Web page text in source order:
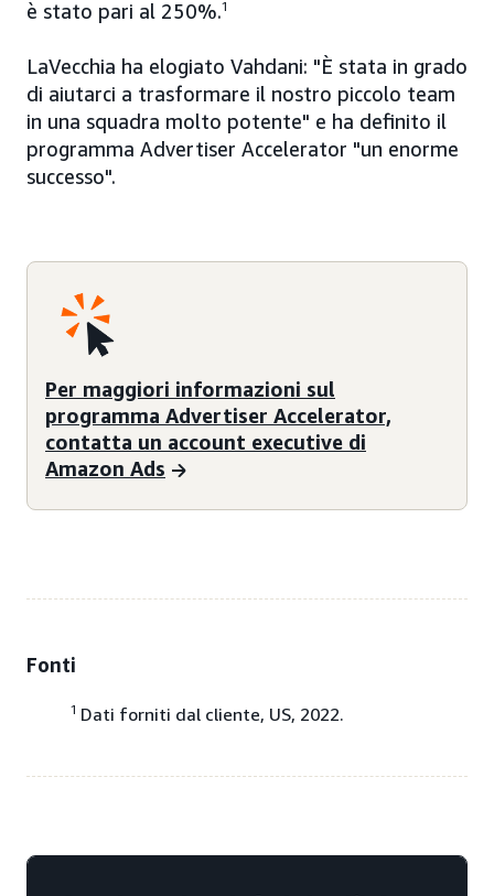
è stato pari al 250%.1
LaVecchia ha elogiato Vahdani: "È stata in grado
di aiutarci a trasformare il nostro piccolo team
in una squadra molto potente" e ha definito il
programma Advertiser Accelerator "un enorme
successo".
Per maggiori informazioni sul
programma Advertiser Accelerator,
contatta un account executive di
Amazon Ads
Fonti
1 Dati forniti dal cliente, US, 2022.